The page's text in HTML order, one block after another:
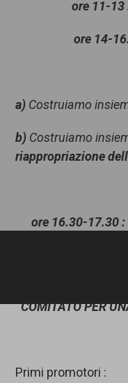
ore 11-
ore 14-
a) Costruiamo
b) Costruiamo
riappropriazione
ore 16.30-17.30 :
COMITATO PER
Primi promotori :